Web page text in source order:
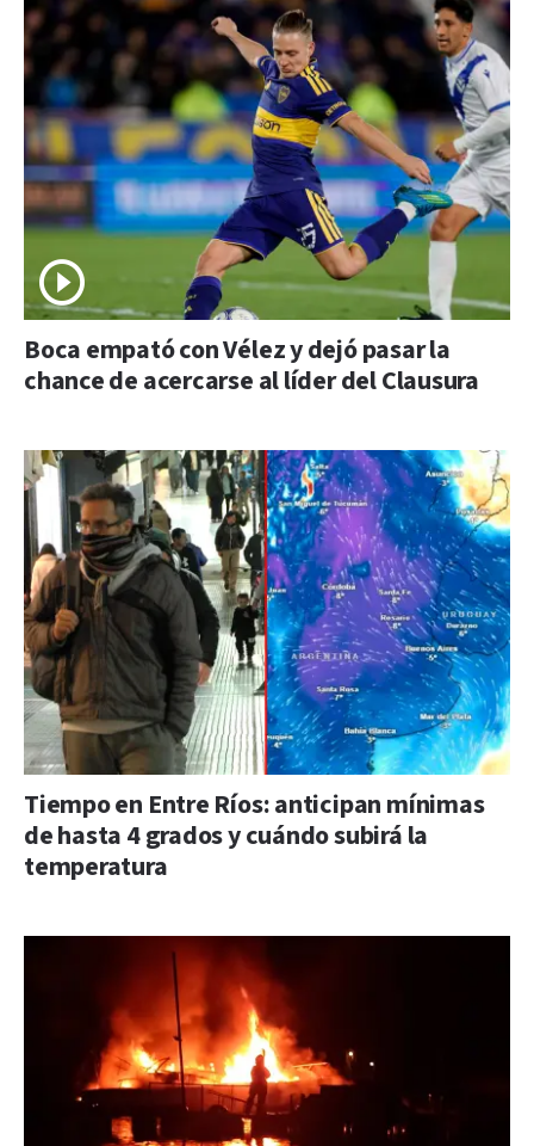
Boca empató con Vélez y dejó pasar la
chance de acercarse al líder del Clausura
Tiempo en Entre Ríos: anticipan mínimas
de hasta 4 grados y cuándo subirá la
temperatura